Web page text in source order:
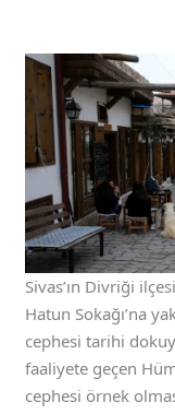
Sivas’ın Divriği
Hatun Sokağı’na
cephesi tarihi
faaliyete geçen
cephesi örnek